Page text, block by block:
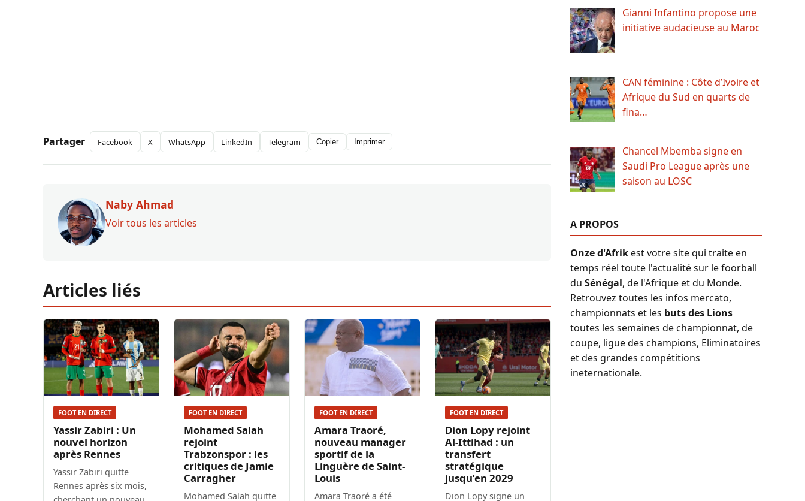
Partager Facebook X WhatsApp LinkedIn Telegram Copier Imprimer
Naby Ahmad
Voir tous les articles
Articles liés
FOOT EN DIRECT
Yassir Zabiri : Un
nouvel horizon
après Rennes
Yassir Zabiri quitte
Rennes après six mois,
FOOT EN DIRECT
Mohamed Salah
rejoint
Trabzonspor : les
critiques de Jamie
Carragher
Mohamed Salah quitte
FOOT EN DIRECT
Amara Traoré,
nouveau manager
sportif de la
Linguère de Saint-
Louis
Amara Traoré a été
FOOT EN DIRECT
Dion Lopy rejoint
Al-Ittihad : un
transfert
stratégique
jusqu’en 2029
Dion Lopy signe un
Gianni Infantino propose une
initiative audacieuse au Maroc
CAN féminine : Côte d’Ivoire et
Afrique du Sud en quarts de
fina…
Chancel Mbemba signe en
Saudi Pro League après une
saison au LOSC
A PROPOS
Onze d'Afrikest votre site qui traite en
temps réel toute l'actualité sur le foorball
du Sénégal, de l'Afrique et du Monde.
Retrouvez toutes les infos mercato,
championnats et les buts des Lions
toutes les semaines de championnat, de
coupe, ligue des champions, Eliminatoires
et des grandes compétitions
ineternationale.